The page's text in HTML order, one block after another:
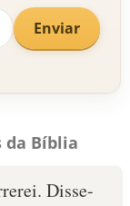
Enviar
da Bíblia
Disse-